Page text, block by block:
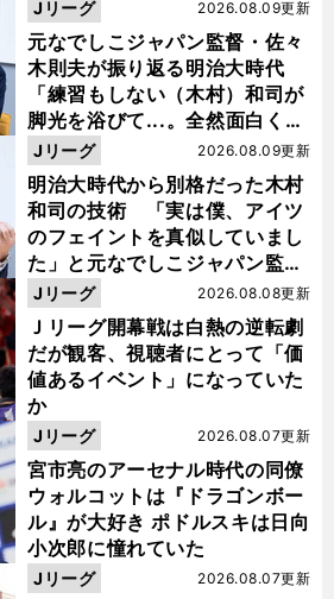
へ
元なでしこジャパン監督・佐々
木則夫が振り返る明治大時代
「練習もしない（木村）和司が
脚光を浴びて...。全然面白くな
い４年間でした」
2026.08.09更新
Jリーグ
明治大時代から別格だった木村
和司の技術 「実は僕、アイツ
のフェイントを真似していまし
た」と元なでしこジャパン監
督・佐々木則夫
2026.08.09更新
Jリーグ
Ｊリーグ開幕戦は白熱の逆転劇
だが観客、視聴者にとって「価
値あるイベント」になっていた
か
2026.08.08更新
Jリーグ
宮市亮のアーセナル時代の同僚
ウォルコットは『ドラゴンボー
ル』が大好き ポドルスキは日向
小次郎に憧れていた
2026.08.07更新
Jリーグ
2026.08.07更新
Jリーグ